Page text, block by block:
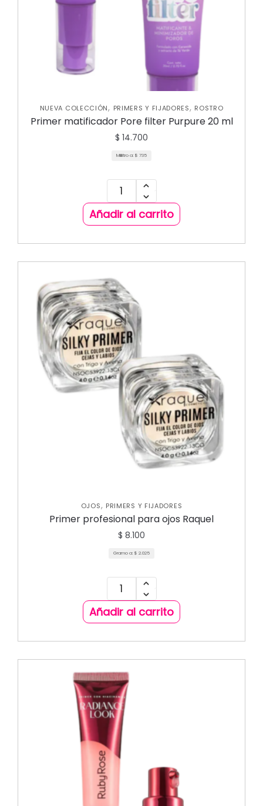
NUEVA COLECCIÓN, PRIMERS Y FIJADORES, ROSTRO
Primer matificador Pore filter Purpure 20 ml
$ 14.700
Mililitro a: $ 735
Añadir al carrito
OJOS, PRIMERS Y FIJADORES
Primer profesional para ojos Raquel
$ 8.100
Gramo a: $ 2.025
Añadir al carrito